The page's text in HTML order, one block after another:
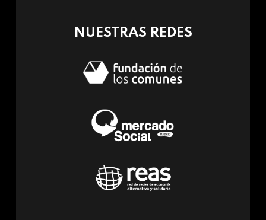
NUESTRAS REDES